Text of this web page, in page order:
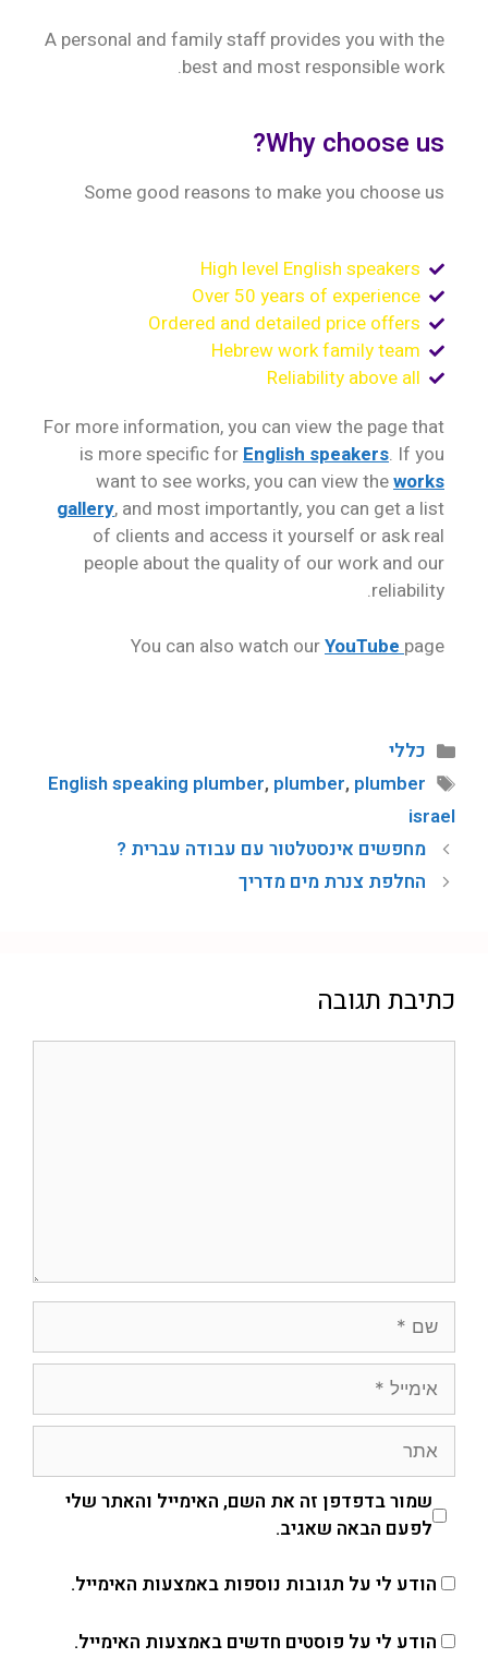
A personal and family staff provides you with the
best and most responsible work.
Why choose us?
Some good reasons to make you choose us
High level English speakers
Over 50 years of experience
Ordered and detailed price offers
Hebrew work family team
Reliability above all
For more information, you can view the page that
is more specific forEnglish speakers. If you
want to see works, you can view theworks
gallery, and most importantly, you can get a list
of clients and access it yourself or ask real
people about the quality of our work and our
reliability.
You can also watch ourYouTube page
כללי
English speaking plumber, plumber, plumber
israel
מחפשים אינסטלטור עם עבודה עברית ?
החלפת צנרת מים מדריך
כתיבת תגובה
שמור בדפדפן זה את השם, האימייל והאתר שלי
לפעם הבאה שאגיב.
הודע לי על תגובות נוספות באמצעות האימייל.
הודע לי על פוסטים חדשים באמצעות האימייל.